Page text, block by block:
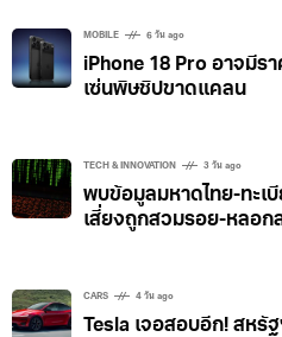
MOBILE 6 วัน ago
iPhone 18 Pro อาจมีร
เซ่นพิษชิปขาดแคลน
TECH & INNOVATION 3 วัน ago
พบข้อมูลมหาดไทย-ทะเ
เสี่ยงถูกสวมรอย-หลอก
CARS 4 วัน ago
Tesla เจอสอบอีก! สหรั